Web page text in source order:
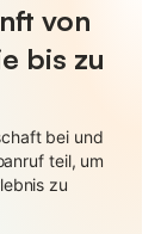
von
bis zu
bei und
teil, um
zu